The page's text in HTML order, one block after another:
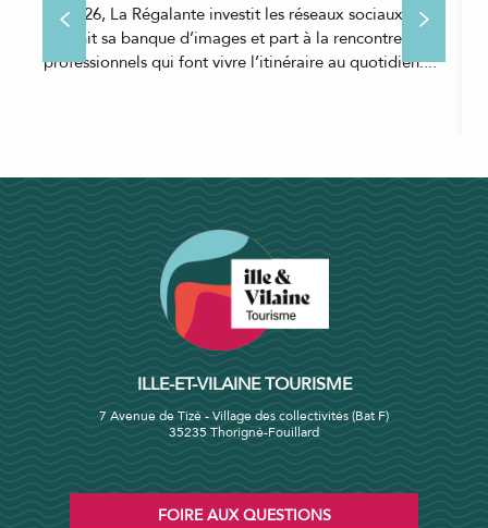
En 2026, La Régalante investit les réseaux sociaux,
enrichit sa banque d’images et part à la rencontre des
professionnels qui font vivre l’itinéraire au quotidien....
ILLE-ET-VILAINE TOURISME
7 Avenue de Tizé - Village des collectivités (Bat F)
35235 Thorigné-Fouillard
FOIRE AUX QUESTIONS